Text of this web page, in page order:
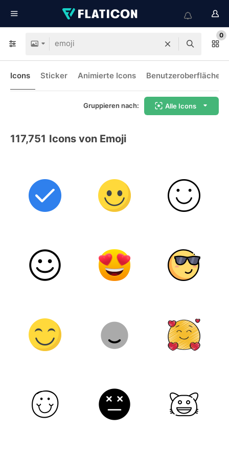
0
Icons Sticker Animierte Icons
Gruppieren nach: Alle Icons
117,751 Icons von Emoji